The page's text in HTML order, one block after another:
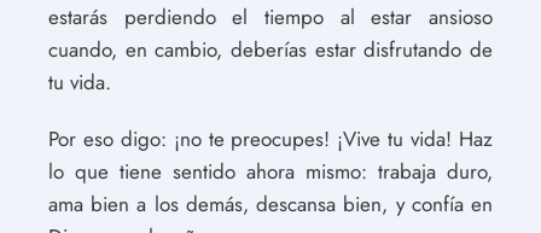
estarás perdiendo el tiempo al estar ansioso
cuando, en cambio, deberías estar disfrutando de
tu vida.
Por eso digo: ¡no te preocupes! ¡Vive tu vida! Haz
lo que tiene sentido ahora mismo: trabaja duro,
ama bien a los demás, descansa bien, y confía en